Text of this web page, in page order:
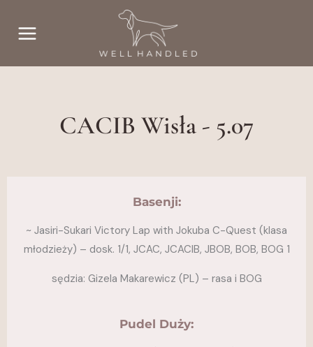
CACIB Wisła - 5.07
Basenji:
~ Jasiri-Sukari Victory Lap with Jokuba C-Quest (klasa
młodzieży) – dosk. 1/1, JCAC, JCACIB, JBOB, BOB, BOG 1
sędzia: Gizela Makarewicz (PL) – rasa i BOG
Pudel Duży: